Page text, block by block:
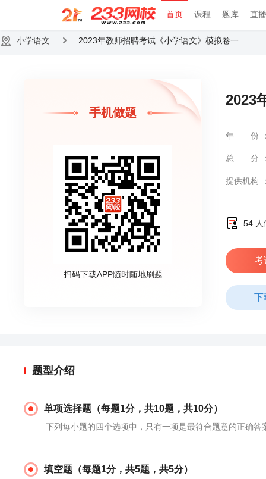
首页 课程 题库 直
小学语文 2023年教师招聘考试《小学语文》模拟卷一
手机做题
扫码下载APP随时随地刷题
2023
年份
总分
提供机构
54 人
考
下
题型介绍
单项选择题（每题1分，共10题，共10分）
下列每小题的四个选项中，只有一项是最符合题意的正确
填空题（每题1分，共5题，共5分）